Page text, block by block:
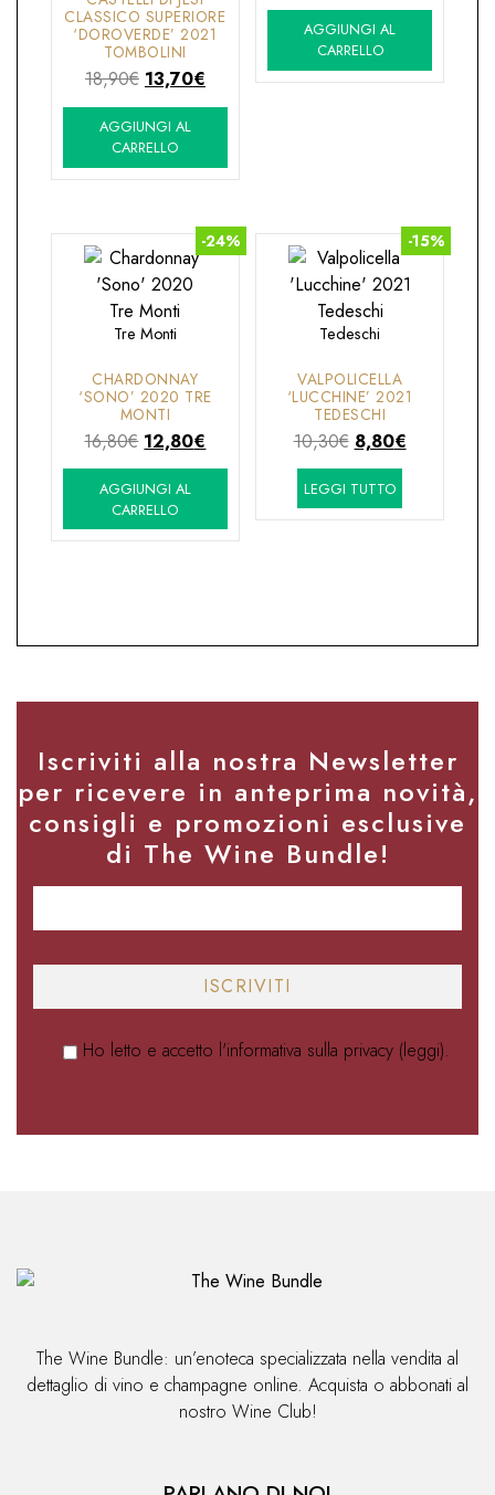
CLASSICO SUPERIORE
‘DOROVERDE’ 2021
TOMBOLINI
18,90€ Il
prezzo
originale
era:
18,90€.
13,70€Il
prezzo
13,70€.
AGGIUNGI AL
CARRELLO
prezzo
originale
era:
11,80€.
prezzo
8,50€.
AGGIUNGI AL
CARRELLO
-24%
Tre Monti
CHARDONNAY
‘SONO’ 2020 TRE
MONTI
16,80€ Il
prezzo
originale
era:
16,80€.
12,80€
prezzo
12,80€.
AGGIUNGI AL
CARRELLO
-15%
Tedeschi
VALPOLICELLA
‘LUCCHINE’ 2021
TEDESCHI
10,30€ Il
prezzo
originale
era:
8,80€Il
è:
LEGGI TUTTO
Iscriviti alla nostra Newsletter
per ricevere in anteprima novità,
consigli e promozioni esclusive
di The Wine Bundle!
Ho letto e accetto l'informativa sulla privacy (leggi).
The Wine Bundle: un’enoteca specializzata nella vendita al
dettaglio di vino e champagne online. Acquista o abbonati al
nostro Wine Club!